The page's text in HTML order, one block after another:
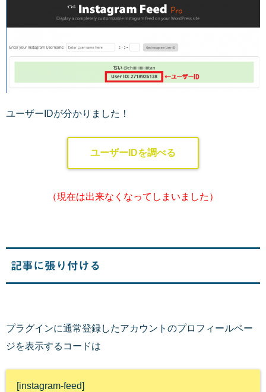
ユーザーIDが分かりました！
ユーザーIDを調べる
（現在は出来なくなってしまいました）
記事に張り付ける
プラグインに通常登録したアカウントのプロフィールペー
ジを表示するコードは
[instagram-feed]